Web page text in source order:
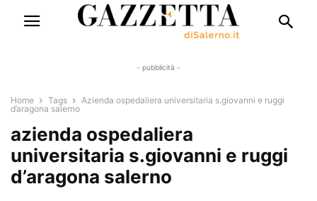
- pubblicità -
Home Tags
Azienda ospedaliera universitaria s.giovanni e ruggi
d’aragona salerno
azienda ospedaliera
universitaria s.giovanni e ruggi
d’aragona salerno